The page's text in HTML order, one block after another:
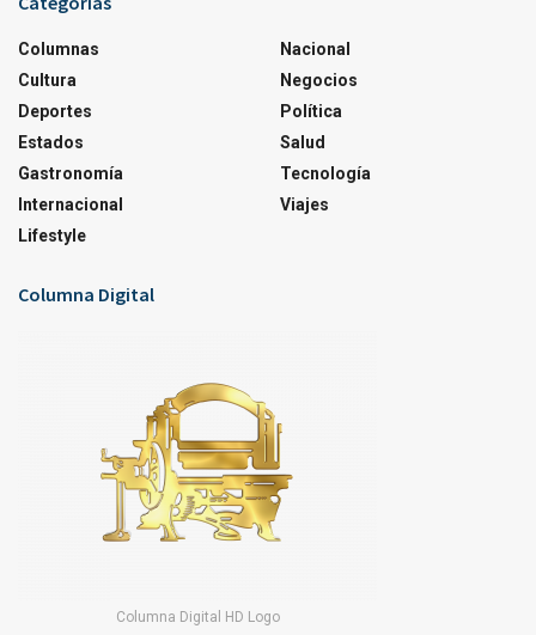
Columnas
Cultura
Deportes
Estados
Gastronomía
Internacional
Lifestyle
Nacional
Negocios
Política
Salud
Tecnología
Viajes
Columna Digital
Columna Digital HD Logo